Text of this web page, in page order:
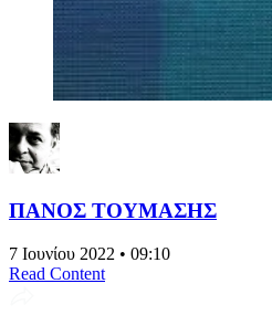
ΠΑΝΟΣ ΤΟΥΜΑΣΗΣ
7 Ιουνίου 2022 • 09:10
Read Content